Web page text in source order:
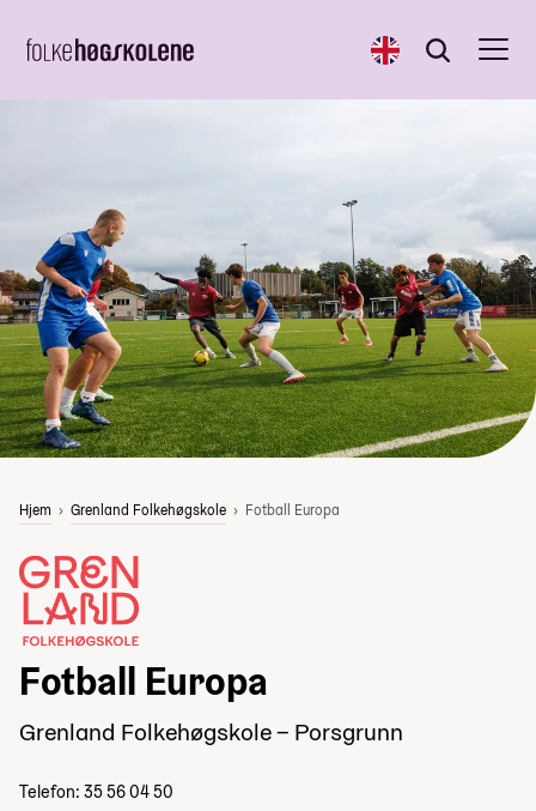
English Søk
Søk
Hjem Grenland Folkehøgskole Fotball Europa
Fotball Europa
Grenland Folkehøgskole – Porsgrunn
Telefon: 35 56 04 50